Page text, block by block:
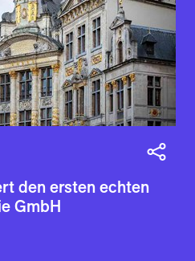
den ersten echten
GmbH